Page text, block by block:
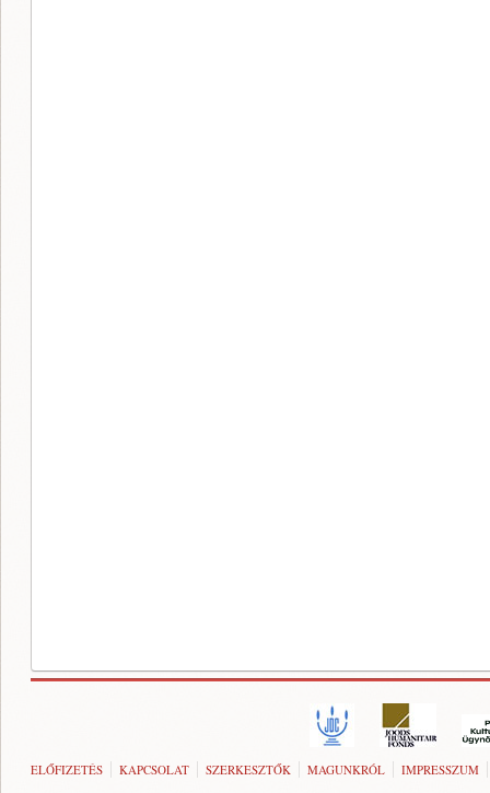
ELŐFIZETÉS KAPCSOLAT SZERKESZTŐK MAGUNKRÓL IMPRESSZUM